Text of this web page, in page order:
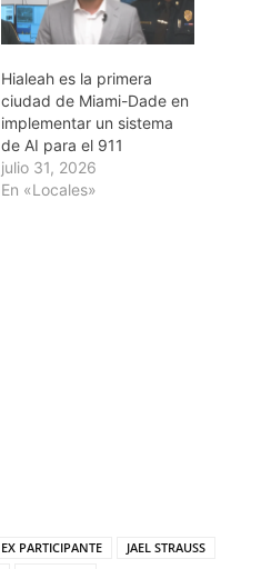
Hialeah es la primera
ciudad de Miami-Dade en
implementar un sistema
de AI para el 911
julio 31, 2026
En «Locales»
EX PARTICIPANTE
JAEL STRAUSS